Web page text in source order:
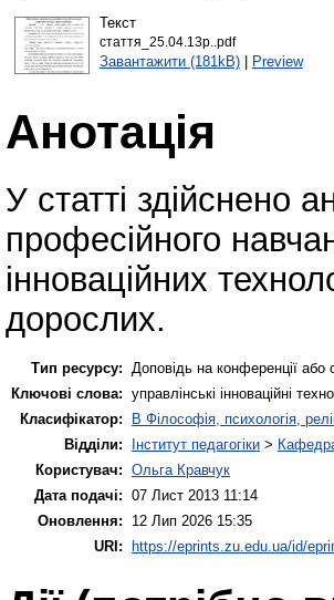
Текст
стаття_25.04.13р..pdf
Завантажити (181kB)| Preview
Анотація
У статті здійснено
професійного
інноваційних
дорослих.
Тип ресурсу:
Доповідь на конференції або
Ключові слова: управлінські інноваційні
Класифікатор:
B Філософія, психологія,
Відділи:
Інститут педагогіки > Кафедра
Користувач: Ольга Кравчук
Дата подачі: 07 Лист 2013 11:14
Оновлення:
12 Лип 2026 15:35
URI: https://eprints.zu.edu.ua/id/